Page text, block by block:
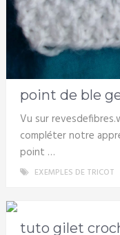
point de ble
Vu sur
compléter notre
point …
EXEMPLES DE TRICOT
tuto gilet